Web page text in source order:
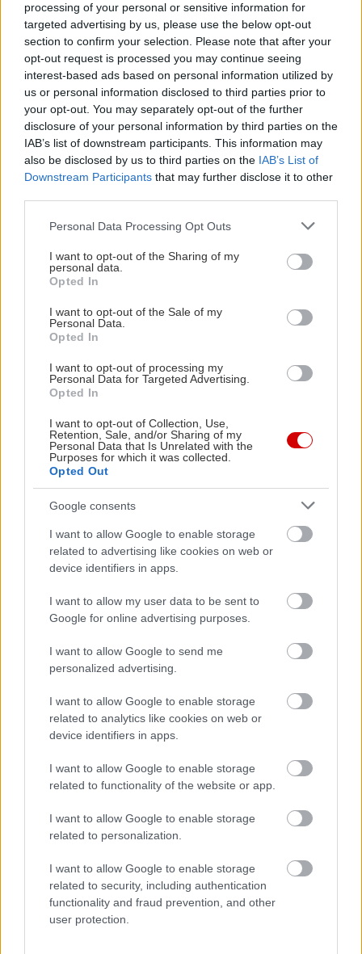
processing of your personal or sensitive information for
targeted advertising by us, please use the below opt-out
section to confirm your selection. Please note that after your
opt-out request is processed you may continue seeing
interest-based ads based on personal information utilized by
us or personal information disclosed to third parties prior to
your opt-out. You may separately opt-out of the further
disclosure of your personal information by third parties on the
IAB’s list of downstream participants. This information may
also be disclosed by us to third parties on the IAB’s List of
Downstream Participants that may further disclose it to other
Please note that this website/app uses one or more Google
not limited to your visit or usage behaviour. You may click to
grant or deny consent to Google and its third-party tags to
use your data for below specified purposes in below Google
consent section.
Personal Data Processing Opt Outs
I want to opt-out of the Sharing of my
personal data.
Opted In
I want to opt-out of the Sale of my
Personal Data.
Opted In
I want to opt-out of processing my
Personal Data for Targeted Advertising.
Opted In
I want to opt-out of Collection, Use,
Retention, Sale, and/or Sharing of my
Personal Data that Is Unrelated with the
Purposes for which it was collected.
Opted Out
Google consents
I want to allow Google to enable storage
related to advertising like cookies on web or
device identifiers in apps.
I want to allow my user data to be sent to
Google for online advertising purposes.
I want to allow Google to send me
personalized advertising.
I want to allow Google to enable storage
related to analytics like cookies on web or
device identifiers in apps.
I want to allow Google to enable storage
related to functionality of the website or app.
I want to allow Google to enable storage
related to personalization.
I want to allow Google to enable storage
related to security, including authentication
functionality and fraud prevention, and other
user protection.
«Το πέρασμα των Μάγων» κάθε Σάββατο, στο
Kyklos live stage (Ιερά Οδός 74, Βοτανικός, είσοδος
από Κασσάνδρας 23).
Ώρα έναρξης: 22.30. Τηλ. Κρατήσεων: 2103424299.
Είσοδος: 12 ευρώ με μπύρα ή κρασί.
Τιμή φιάλης ουίσκι: 100 ευρώ/τέσσερα άτομα. Τιμή
φιάλης κρασιού: 50 ευρώ/δύο άτομα.
Διαβάστε επίσης